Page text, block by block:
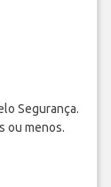
Segurança.
ou menos.